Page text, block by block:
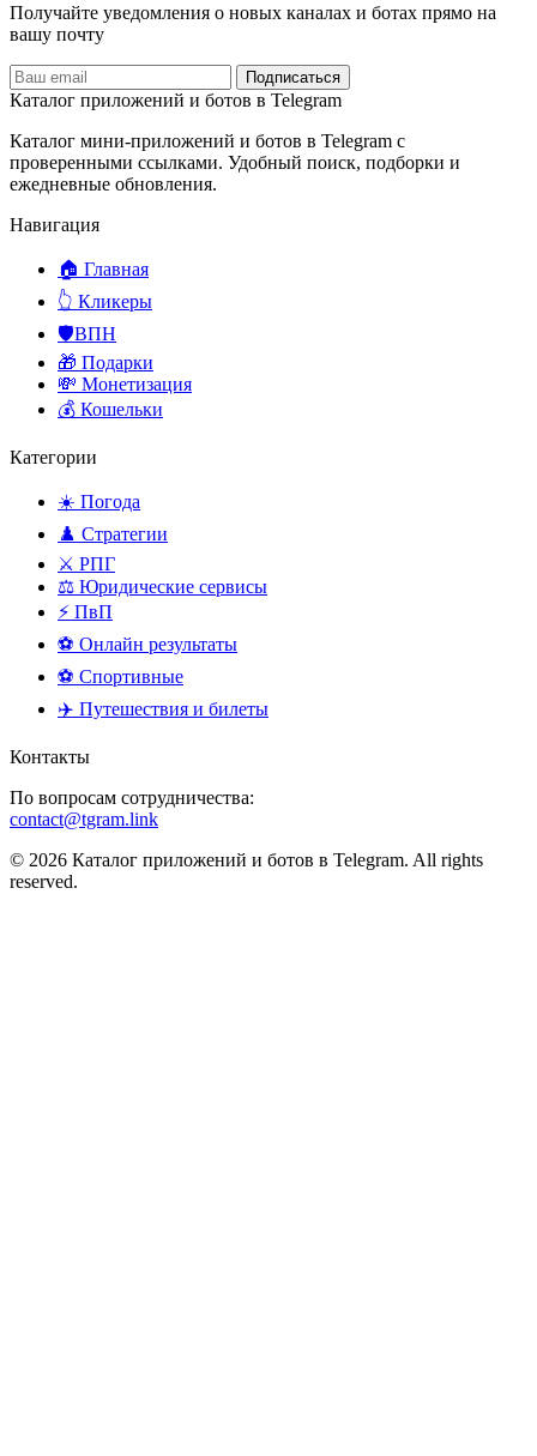
Получайте уведомления о новых каналах и ботаx прямо на
вашу почту
Подписаться
Каталог приложений и ботов в Telegram
Каталог мини-приложений и ботов в Telegram с
проверенными ссылками. Удобный поиск, подборки и
ежедневные обновления.
Навигация
🏠 Главная
👆 Кликеры
🛡️ВПН
🎁 Подарки
💸 Монетизация
💰 Кошельки
Категории
☀️ Погода
♟️ Стратегии
⚔️ РПГ
⚖️ Юридические сервисы
⚡ ПвП
⚽ Онлайн результаты
⚽ Спортивные
✈️ Путешествия и билеты
Контакты
По вопросам сотрудничества:
contact@tgram.link
© 2026 Каталог приложений и ботов в Telegram. All rights
reserved.